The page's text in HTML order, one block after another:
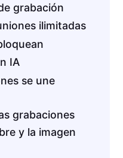
grabación
ilimitadas
IA
se une
grabaciones
y la imagen